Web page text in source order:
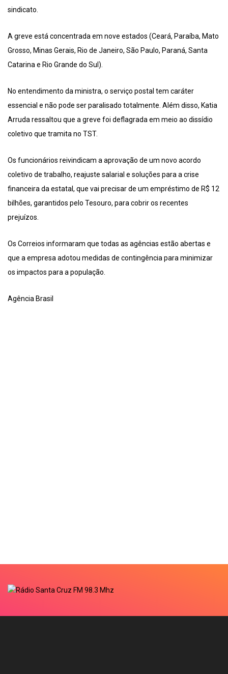
sindicato.
A greve está concentrada em nove estados (Ceará, Paraíba, Mato
Grosso, Minas Gerais, Rio de Janeiro, São Paulo, Paraná, Santa
Catarina e Rio Grande do Sul).
No entendimento da ministra, o serviço postal tem caráter
essencial e não pode ser paralisado totalmente. Além disso, Katia
Arruda ressaltou que a greve foi deflagrada em meio ao dissídio
coletivo que tramita no TST.
Os funcionários reivindicam a aprovação de um novo acordo
coletivo de trabalho, reajuste salarial e soluções para a crise
financeira da estatal, que vai precisar de um empréstimo de R$ 12
bilhões, garantidos pelo Tesouro, para cobrir os recentes
prejuízos.
Os Correios informaram que todas as agências estão abertas e
que a empresa adotou medidas de contingência para minimizar
os impactos para a população.
Agência Brasil